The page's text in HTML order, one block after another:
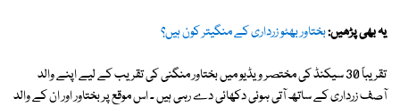
یہ بھی پڑھیں:بختاور بھٹو زرداری کے منگیتر کون ہیں؟
تقریباً 30 سیکنڈ کی مختصر ویڈیو میں بختاور منگنی کی تقریب کے لیے اپنے والد
آصف زرداری کے ساتھ آتی ہوئی دکھائی دے رہی ہیں ۔ اس موقع پر بختاور اور ان کے والد